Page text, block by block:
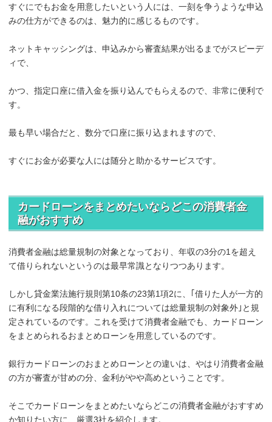
すぐにでもお金を用意したいという人には、一刻を争うような申込
みの仕方ができるのは、魅力的に感じるものです。
ネットキャッシングは、申込みから審査結果が出るまでがスピーデ
ィで、
かつ、指定口座に借入金を振り込んでもらえるので、非常に便利で
す。
最も早い場合だと、数分で口座に振り込まれますので、
すぐにお金が必要な人には随分と助かるサービスです。
カードローンをまとめたいならどこの消費者金
融がおすすめ
消費者金融は総量規制の対象となっており、年収の3分の1を超え
て借りられないというのは最早常識となりつつあります。
しかし貸金業法施行規則第10条の23第1項2に、｢借りた人が一方的
に有利になる段階的な借り入れについては総量規制の対象外｣と規
定されているのです。これを受けて消費者金融でも、カードローン
をまとめられるおまとめローンを用意しているのです。
銀行カードローンのおまとめローンとの違いは、やはり消費者金融
の方が審査が甘めの分、金利がやや高めということです。
そこでカードローンをまとめたいならどこの消費者金融がおすすめ
か知りたい方に、厳選3社を紹介します。